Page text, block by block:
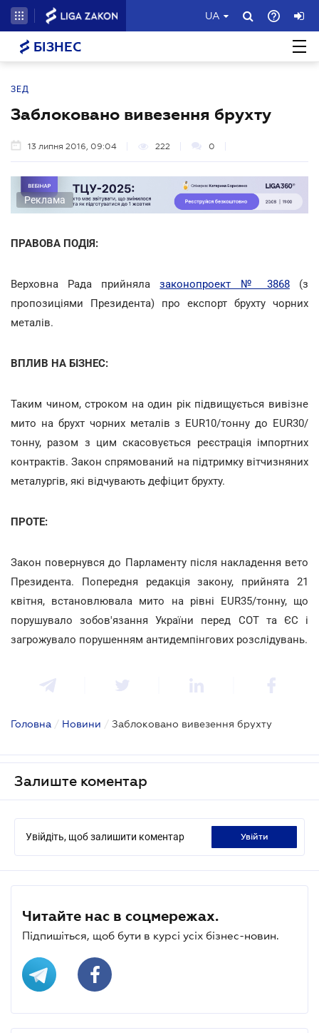
UA
БІЗНЕС
ЗЕД
Заблоковано вивезення брухту
13 липня 2016, 09:04 222 0
Реклама
ПРАВОВА ПОДІЯ:
Верховна Рада прийнялазаконопроект № 3868(з
пропозиціями Президента) про експорт брухту чорних
металів.
ВПЛИВ НА БІЗНЕС:
Таким чином, строком на один рік підвищується вивізне
мито на брухт чорних металів з EUR10/тонну до EUR30/
тонну, разом з цим скасовується реєстрація імпортних
контрактів. Закон спрямований на підтримку вітчизняних
металургів, які відчувають дефіцит брухту.
ПРОТЕ:
Закон повернувся до Парламенту після накладення вето
Президента. Попередня редакція закону, прийнята 21
квітня, встановлювала мито на рівні EUR35/тонну, що
порушувало зобов'язання України перед СОТ та ЄС і
загрожувало порушенням антидемпінгових розслідувань.
Головна / Новини / Заблоковано вивезення брухту
Залиште коментар
Увійдіть, щоб залишити коментар увійти
Читайте нас в соцмережах.
Підпишіться, щоб бути в курсі усіх бізнес-новин.